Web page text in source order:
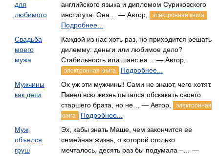
для
любимого
английского языка и дипломом Суриковского
института. Она… — Автор,
электронная книга
Подробнее...
Свадьба
моего
мужа
Каждой из нас хоть раз, но приходится решать
дилемму: деньги или любимое дело?
Стабильность или шанс на… — Автор,
электронная книга
Подробнее...
Мужчины
как дети
Ох уж эти мужчины! Сами не знают, чего хотят.
Павел всю жизнь пытался обскакать своего
старшего брата, но не… — Автор,
электронная
книга
Подробнее...
Муж
объелся
груш
Эх, кабы знать Маше, чем закончится ее
семейная жизнь, о которой столько
мечталось, десять раз бы подумала –… —